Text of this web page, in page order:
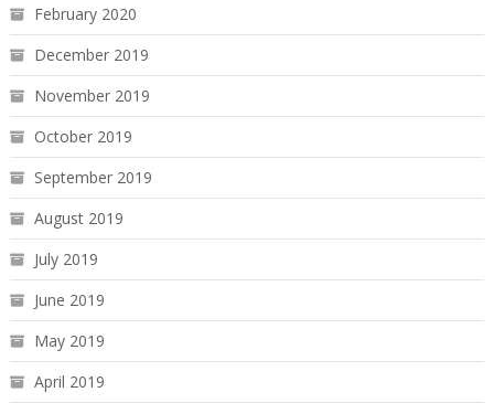
February 2020
December 2019
November 2019
October 2019
September 2019
August 2019
July 2019
June 2019
May 2019
April 2019